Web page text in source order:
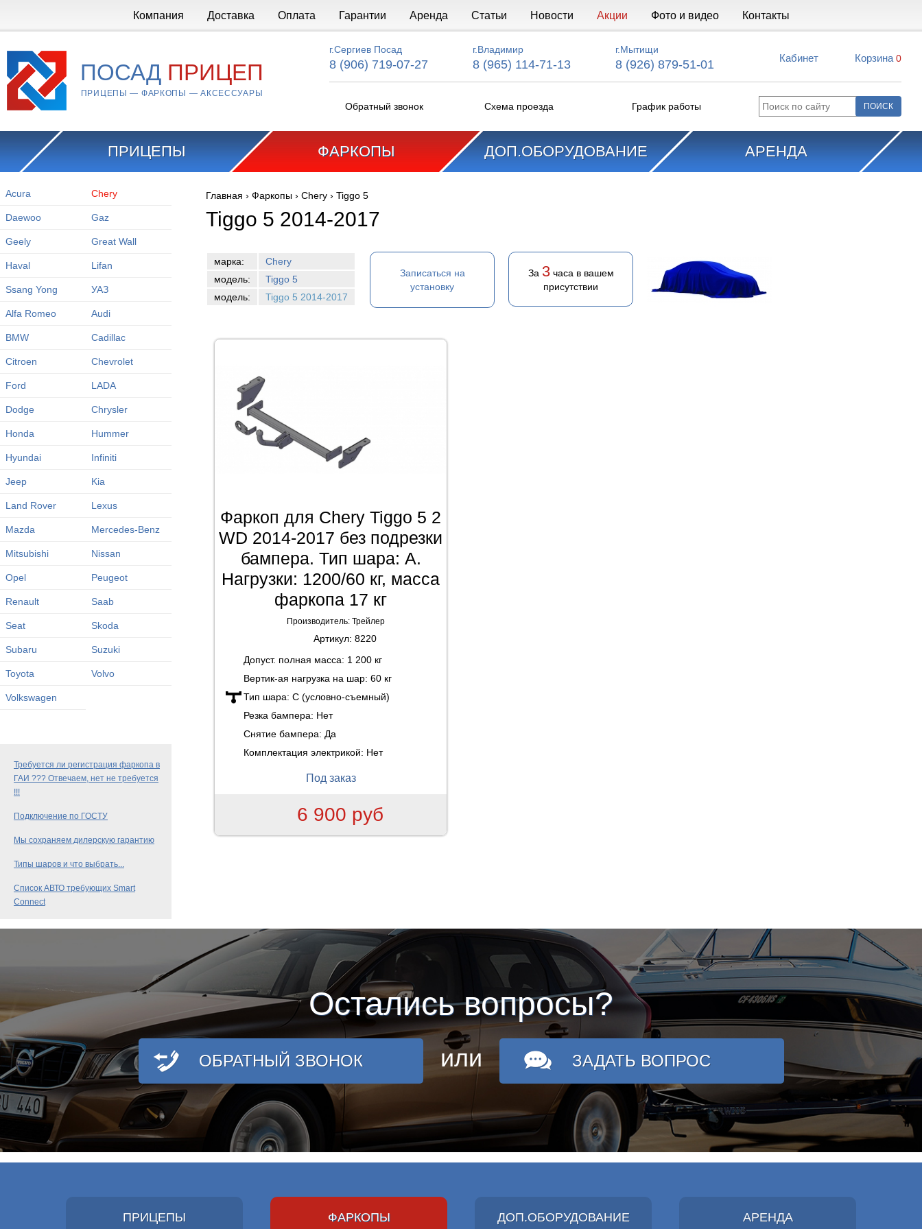
Компания Доставка Оплата Гарантии Аренда Статьи Новости Акции Фото и видео Контакты
ПОСАД ПРИЦЕП
ПРИЦЕПЫ — ФАРКОПЫ — АКСЕССУАРЫ
г.Сергиев Посад
8 (906) 719-07-27
г.Владимир
8 (965) 114-71-13
г.Мытищи
8 (926) 879-51-01 Кабинет Корзина 0
Обратный звонок Схема проезда График работы
ПРИЦЕПЫ ФАРКОПЫ ДОП.ОБОРУДОВАНИЕ АРЕНДА
Acura Chery
Daewoo Gaz
Geely Great Wall
Haval Lifan
Ssang Yong УАЗ
Alfa Romeo Audi
BMW Cadillac
Citroen Chevrolet
Ford LADA
Dodge Chrysler
Honda Hummer
Hyundai Infiniti
Jeep Kia
Land Rover Lexus
Mazda Mercedes-Benz
Mitsubishi Nissan
Opel Peugeot
Renault Saab
Seat Skoda
Subaru Suzuki
Toyota Volvo
Volkswagen
Требуется ли регистрация фаркопа в
ГАИ ??? Отвечаем, нет не требуется
!!!
Подключение по ГОСТУ
Мы сохраняем дилерскую гарантию
Типы шаров и что выбрать...
Список АВТО требующих Smart
Connect
Вы здесь
Главная › Фаркопы › Chery › Tiggo 5
Tiggo 5 2014-2017
марка:
Chery
модель:
Tiggo 5
модель:
Tiggo 5 2014-2017
Записаться на
установку
За 3часа в вашем
присутствии
Фаркоп для Chery Tiggo 5 2
WD 2014-2017 без подрезки
бампера. Тип шара: A.
Нагрузки: 1200/60 кг, масса
фаркопа 17 кг
Производитель: Трейлер
Артикул: 8220
Допуст. полная масса: 1 200 кг
Вертик-ая нагрузка на шар: 60 кг
Тип шара: C (условно-съемный)
Резка бампера: Нет
Снятие бампера: Да
Комплектация электрикой: Нет
Под заказ
6 900 руб
Остались вопросы?
ОБРАТНЫЙ ЗВОНОК или ЗАДАТЬ ВОПРОС
ПРИЦЕПЫ ФАРКОПЫ ДОП.ОБОРУДОВАНИЕ АРЕНДА